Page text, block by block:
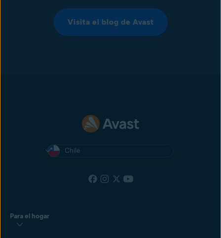
Visita el blog de Avast
Chile
Para el hogar